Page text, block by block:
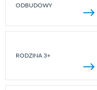
ODBUDOWY
RODZINA 3+